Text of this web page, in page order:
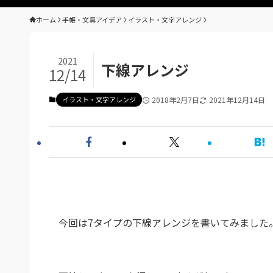
ホーム 手帳・文具アイデア イラスト・文字アレンジ
下線アレンジ
2021
12/14
イラスト・文字アレンジ 2018年2月7日 2021年12月14日
今回は7タイプの下線アレンジを書いてみました